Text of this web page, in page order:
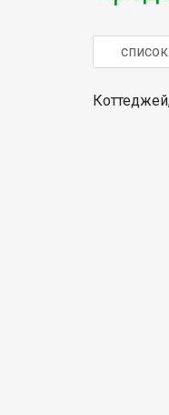
список